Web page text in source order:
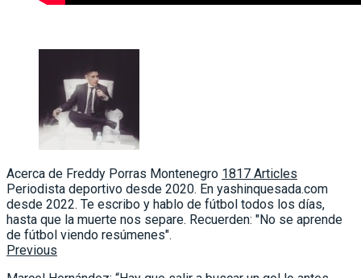
Acerca de Freddy Porras Montenegro 1817 Articles
Periodista deportivo desde 2020. En yashinquesada.com
desde 2022. Te escribo y hablo de fútbol todos los días,
hasta que la muerte nos separe. Recuerden: "No se aprende
de fútbol viendo resúmenes".
Previous